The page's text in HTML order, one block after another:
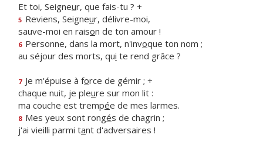
Et toi, Seigneur, que fais-tu ? +
5 Reviens, Seigneur, délivre-moi,
sauve-moi en raison de ton amour !
6 Personne, dans la mort, n'invoque ton nom ;
au séjour des morts, qui te rend grâce ?
7 Je m'épuise à force de gémir ; +
chaque nuit, je pleure sur mon lit :
ma couche est trempée de mes larmes.
8 Mes yeux sont rongés de chagrin ;
j'ai vieilli parmi tant d'adversaires !